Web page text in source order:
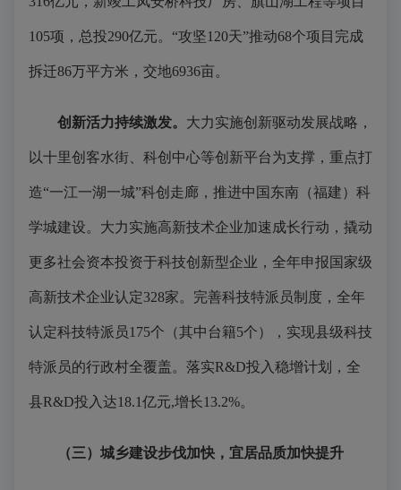
105项，总投290亿元。“攻坚120天”推动68个项目完成
拆迁86万平方米，交地6936亩。
创新活力持续激发。 大力实施创新驱动发展战略，
以十里创客水街、科创中心等创新平台为支撑，重点打
造“一江一湖一城”科创走廊，推进中国东南（福建）科
学城建设。大力实施高新技术企业加速成长行动，撬动
更多社会资本投资于科技创新型企业，全年申报国家级
高新技术企业认定328家。完善科技特派员制度，全年
认定科技特派员175个（其中台籍5个），实现县级科技
特派员的行政村全覆盖。落实R&D投入稳增计划，全
县R&D投入达18.1亿元,增长13.2%。
（三）城乡建设步伐加快，宜居品质加快提升